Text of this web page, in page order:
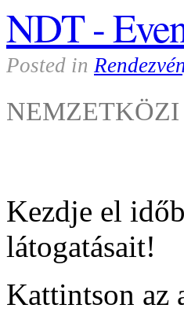
NDT -
Posted in
Kezdje el
látogatásait!
Kattintson az